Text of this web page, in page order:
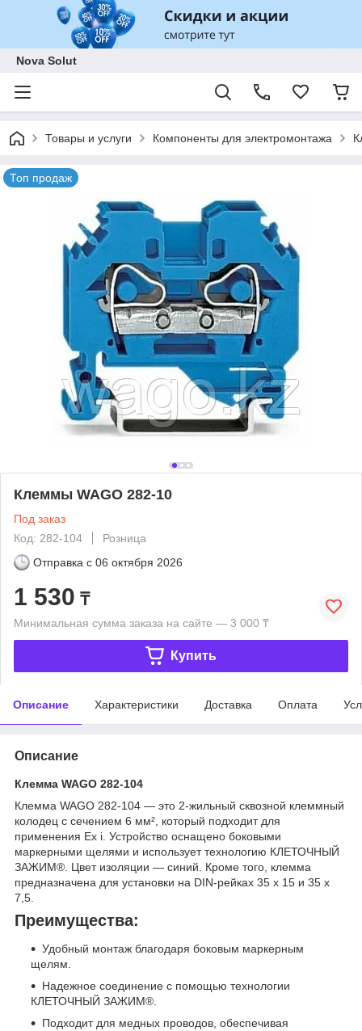
Nova Solut
Товары и услуги Компоненты для электромонтажа
Топ продаж
Клеммы WAGO 282-10
Под заказ
Код: 282-104
Розница
Отправка с 06 октября 2026
1 530 ₸
Минимальная сумма заказа на сайте — 3 000 ₸
Купить
Описание Характеристики Доставка Оплата
Описание
Клемма WAGO 282-104
Клемма WAGO 282-104 — это 2-жильный сквозной клеммный
колодец с сечением 6 мм², который подходит для
применения Ex i. Устройство оснащено боковыми
маркерными щелями и использует технологию КЛЕТОЧНЫЙ
ЗАЖИМ®. Цвет изоляции — синий. Кроме того, клемма
предназначена для установки на DIN-рейках 35 x 15 и 35 x
7,5.
Преимущества:
Удобный монтаж благодаря боковым маркерным
щелям.
Надежное соединение с помощью технологии
КЛЕТОЧНЫЙ ЗАЖИМ®.
Подходит для медных проводов, обеспечивая